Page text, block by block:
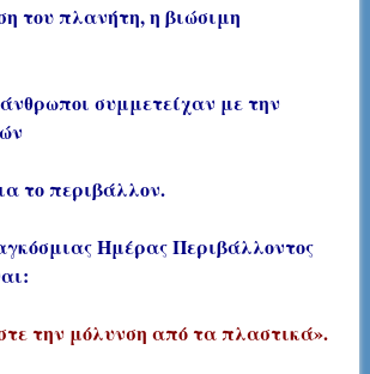
του πλανήτη, η βιώσιμη
συμμετείχαν με την
το περιβάλλον.
Ημέρας Περιβάλλοντος
την μόλυνση από τα πλαστικά».